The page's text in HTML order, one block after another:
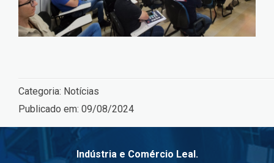
Categoria: Notícias
Publicado em: 09/08/2024
Indústria e Comércio Leal.